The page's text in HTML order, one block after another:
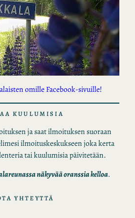
omille Facebook-sivuille!
KUULUMISIA
ja saat ilmoituksen suoraan
ilmoituskeskukseen joka kerta
tai kuulumisia päivitetään.
näkyvää oranssia kelloa.
YHTEYTTÄ